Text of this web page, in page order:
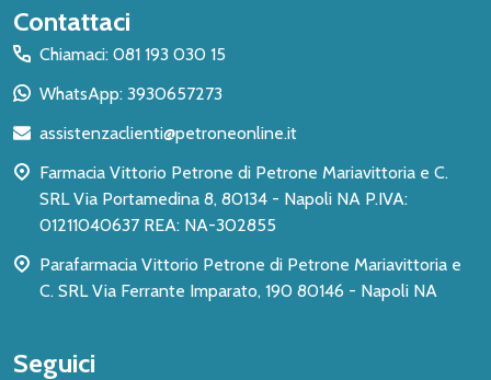
Inizio
del
piè
pagina
Contattaci
Chiamaci: 081 193 030 15
WhatsApp: 3930657273
assistenzaclienti@petroneonline.it
Farmacia Vittorio Petrone di Petrone Mariavittoria e C.
SRL Via Portamedina 8, 80134 - Napoli NA P.IVA:
01211040637 REA: NA-302855
Parafarmacia Vittorio Petrone di Petrone Mariavittoria e
C. SRL Via Ferrante Imparato, 190 80146 - Napoli NA
Seguici